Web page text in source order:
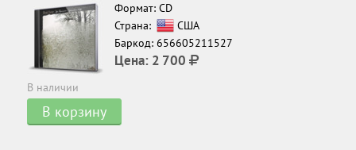
Формат: CD
Страна:
США
Баркод: 656605211527
Цена: 2 700
В наличии
В корзину